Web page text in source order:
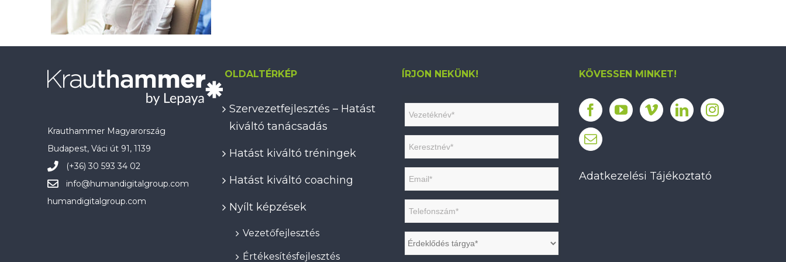
Krauthammer Magyarország
Budapest, Váci út 91, 1139
(+36) 30 593 34 02
info@humandigitalgroup.com
humandigitalgroup.com
OLDALTÉRKÉP
Szervezetfejlesztés – Hatást
kiváltó tanácsadás
Hatást kiváltó tréningek
Hatást kiváltó coaching
Nyílt képzések
Vezetőfejlesztés
Értékesítésfejlesztés
ÍRJON NEKÜNK! KÖVESSEN MINKET!
Adatkezelési Tájékoztató